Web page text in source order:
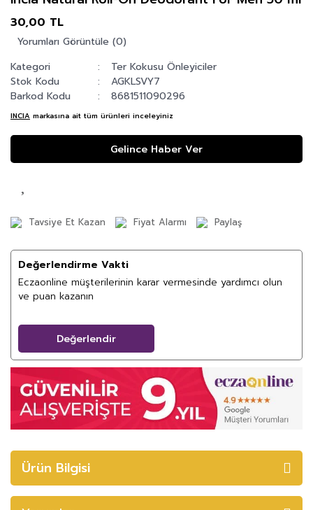
30,00 TL
Yorumları Görüntüle (0)
Kategori
Ter Kokusu Önleyiciler
Stok Kodu
AGKLSVY7
Barkod Kodu
8681511090296
INCIA markasına ait tüm ürünleri inceleyiniz
Gelince Haber Ver
Tavsiye Et Kazan Fiyat Alarmı Paylaş
Değerlendirme Vakti
Eczaonline müşterilerinin karar vermesinde yardımcı olun
ve puan kazanın
Değerlendir
Ürün Bilgisi